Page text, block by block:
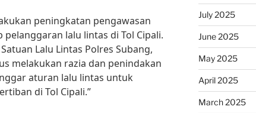
peningkatan pengawasan
lalu lintas di Tol Cipali.
Lalu Lintas Polres Subang,
melakukan razia dan penindakan
aturan lalu lintas untuk
di Tol Cipali.”
July 2025
June 2025
May 2025
April 2025
March 2025